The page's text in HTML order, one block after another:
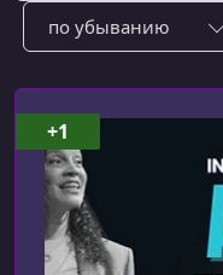
Сотировать по:
+1